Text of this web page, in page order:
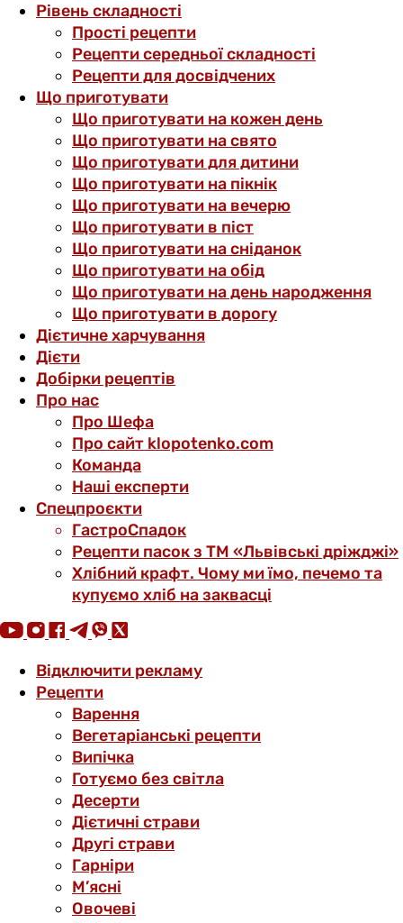
Рівень складності
Прості рецепти
Рецепти середньої складності
Рецепти для досвідчених
Що приготувати
Що приготувати на кожен день
Що приготувати на свято
Що приготувати для дитини
Що приготувати на пікнік
Що приготувати на вечерю
Що приготувати в піст
Що приготувати на сніданок
Що приготувати на обід
Що приготувати на день народження
Що приготувати в дорогу
Дієтичне харчування
Дієти
Добірки рецептів
Про нас
Про Шефа
Про сайт klopotenko.com
Команда
Наші експерти
Спецпроєкти
ГастроСпадок
Рецепти пасок з ТМ «Львівські дріжджі»
Хлібний крафт. Чому ми їмо, печемо та
купуємо хліб на заквасці
Відключити рекламу
Рецепти
Варення
Вегетаріанські рецепти
Випічка
Готуємо без світла
Десерти
Дієтичні страви
Другі страви
Гарніри
М’ясні
Овочеві